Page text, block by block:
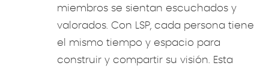
miembros se sientan escuchados y
valorados. Con LSP, cada persona tiene
el mismo tiempo y espacio para
construir y compartir su visión. Esta